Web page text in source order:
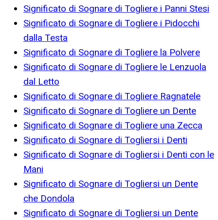
Significato di Sognare di Togliere i Panni Stesi
Significato di Sognare di Togliere i Pidocchi
dalla Testa
Significato di Sognare di Togliere la Polvere
Significato di Sognare di Togliere le Lenzuola
dal Letto
Significato di Sognare di Togliere Ragnatele
Significato di Sognare di Togliere un Dente
Significato di Sognare di Togliere una Zecca
Significato di Sognare di Togliersi i Denti
Significato di Sognare di Togliersi i Denti con le
Mani
Significato di Sognare di Togliersi un Dente
che Dondola
Significato di Sognare di Togliersi un Dente